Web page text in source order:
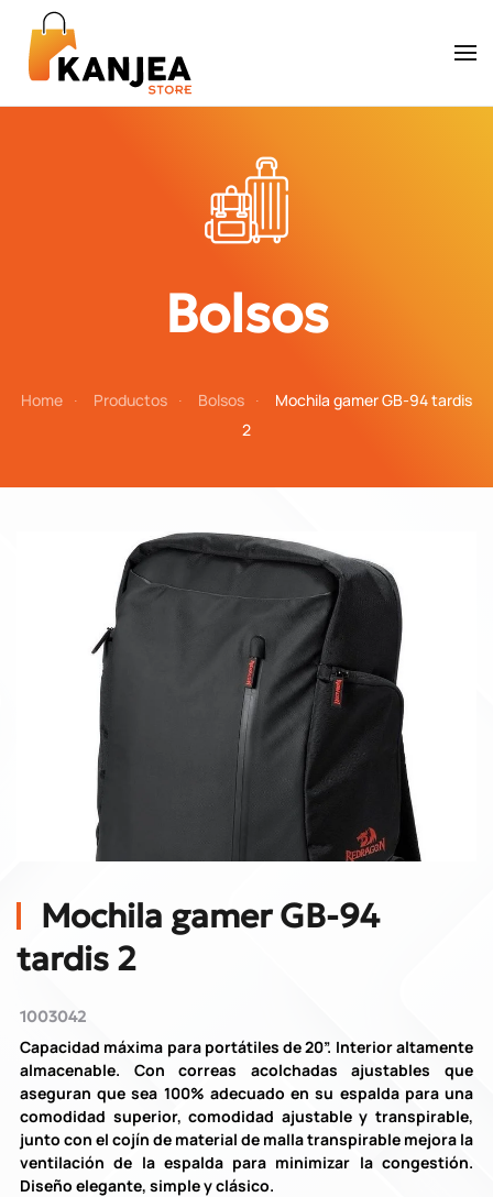
Skip to main content
Bolsos
Home Productos Bolsos
Mochila gamer GB-94 tardis
2
Mochila gamer GB-94
tardis 2
1003042
Capacidad máxima para portátiles de 20”. Interior altamente
almacenable. Con correas acolchadas ajustables que
aseguran que sea 100% adecuado en su espalda para una
comodidad superior, comodidad ajustable y transpirable,
junto con el cojín de material de malla transpirable mejora la
ventilación de la espalda para minimizar la congestión.
Diseño elegante, simple y clásico.